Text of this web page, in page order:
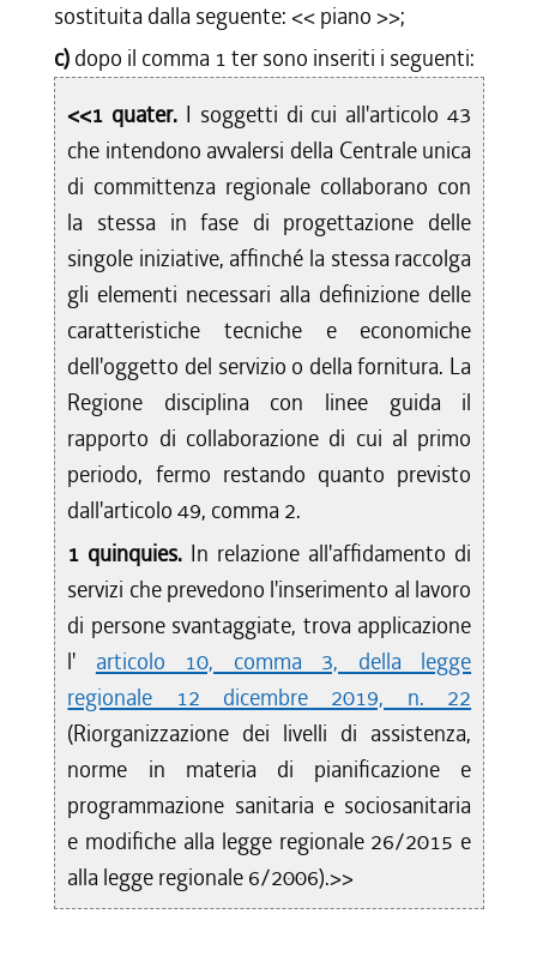
sostituita dalla seguente: << piano >>;
c) dopo il comma 1 ter sono inseriti i seguenti:
<<1 quater. I soggetti di cui all'articolo 43
che intendono avvalersi della Centrale unica
di committenza regionale collaborano con
la stessa in fase di progettazione delle
singole iniziative, affinché la stessa raccolga
gli elementi necessari alla definizione delle
caratteristiche tecniche e economiche
dell'oggetto del servizio o della fornitura. La
Regione disciplina con linee guida il
rapporto di collaborazione di cui al primo
periodo, fermo restando quanto previsto
dall'articolo 49, comma 2.
1 quinquies. In relazione all'affidamento di
servizi che prevedono l'inserimento al lavoro
di persone svantaggiate, trova applicazione
l' articolo 10, comma 3, della legge
regionale 12 dicembre 2019, n. 22
(Riorganizzazione dei livelli di assistenza,
norme in materia di pianificazione e
programmazione sanitaria e sociosanitaria
e modifiche alla legge regionale 26/2015 e
alla legge regionale 6/2006).>>